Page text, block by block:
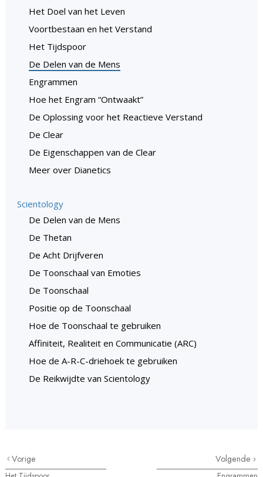
Het Doel van het Leven
Voortbestaan en het Verstand
Het Tijdspoor
De Delen van de Mens
Engrammen
Hoe het Engram “Ontwaakt”
De Oplossing voor het Reactieve Verstand
De Clear
De Eigenschappen van de Clear
Meer over Dianetics
Scientology
De Delen van de Mens
De Thetan
De Acht Drijfveren
De Toonschaal van Emoties
De Toonschaal
Positie op de Toonschaal
Hoe de Toonschaal te gebruiken
Affiniteit, Realiteit en Communicatie (ARC)
Hoe de A-R-C-driehoek te gebruiken
De Reikwijdte van Scientology
Vorige Volgende